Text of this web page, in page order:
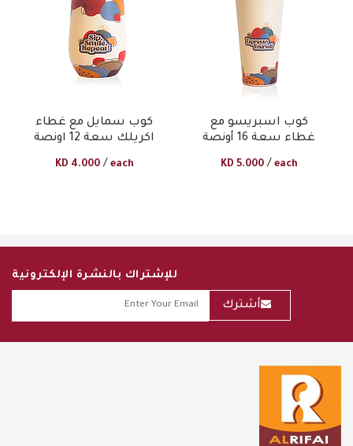
كوب سمايل مع غطاء
اكريلك سعة 12 اونصة
KD 4.000 / each
كوب اسبريسو مع
غطاء سعة 16 أونصة
KD 5.000 / each
للإشتراك بالنشرة الإلكترونية
أشترك